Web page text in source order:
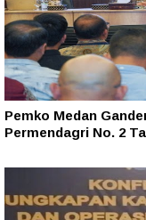
Pemko Medan
Permendagri No. 2